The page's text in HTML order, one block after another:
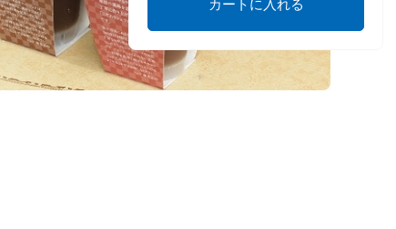
カートに入れる